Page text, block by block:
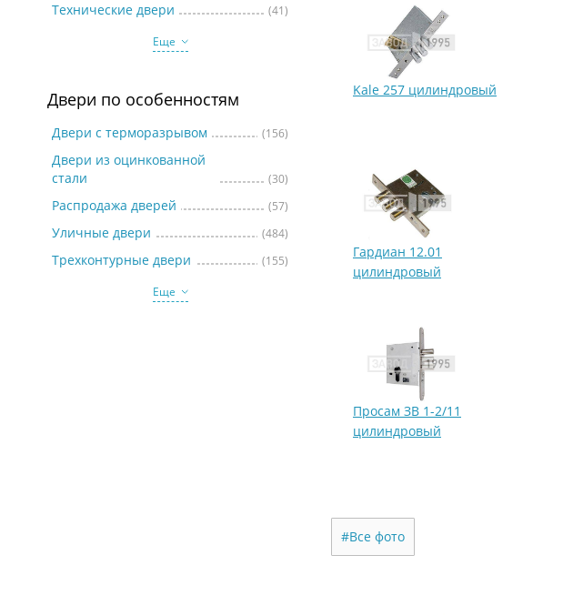
Технические двери
(41)
Еще
Двери по особенностям
Двери с терморазрывом (156)
Двери из оцинкованной
стали
(30)
Распродажа дверей (57)
Уличные двери (484)
Трехконтурные двери
(155)
Еще
Kale 257 цилиндровый
Гардиан 12.01
цилиндровый
Просам ЗВ 1-2/11
цилиндровый
#Все фото